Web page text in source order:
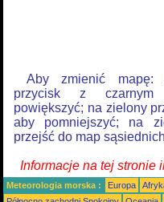
Aby zmienić
przycisk z czarnym
powiększyć; na zielony
aby pomniejszyć; na
przejść do map
Informacje na tej stronie
Meteorologia morska : Europa